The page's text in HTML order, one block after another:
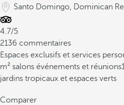
Santo Domingo, Dominican
4.7/5
2136 commentaires
Espaces exclusifs et services
m² salons événements et réunions
jardins tropicaux et espaces verts
Comparer